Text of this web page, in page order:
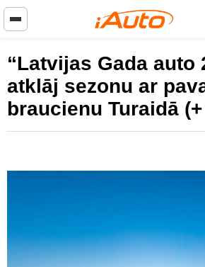
“Latvijas Gada auto
atklāj sezonu ar
braucienu Turaidā (+